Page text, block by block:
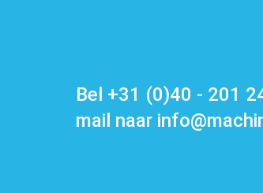
Bel +31 (0)40 - 201
mail naar